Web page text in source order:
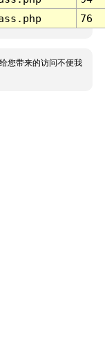
76
您带来的访问不便我